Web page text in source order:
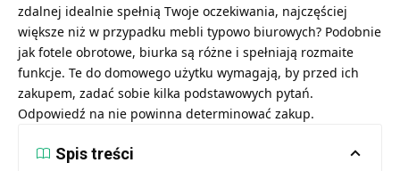
zdalnej idealnie spełnią Twoje oczekiwania, najczęściej
większe niż w przypadku mebli typowo biurowych? Podobnie
jak fotele obrotowe, biurka są różne i spełniają rozmaite
funkcje. Te do domowego użytku wymagają, by przed ich
zakupem, zadać sobie kilka podstawowych pytań.
Odpowiedź na nie powinna determinować zakup.
Spis treści